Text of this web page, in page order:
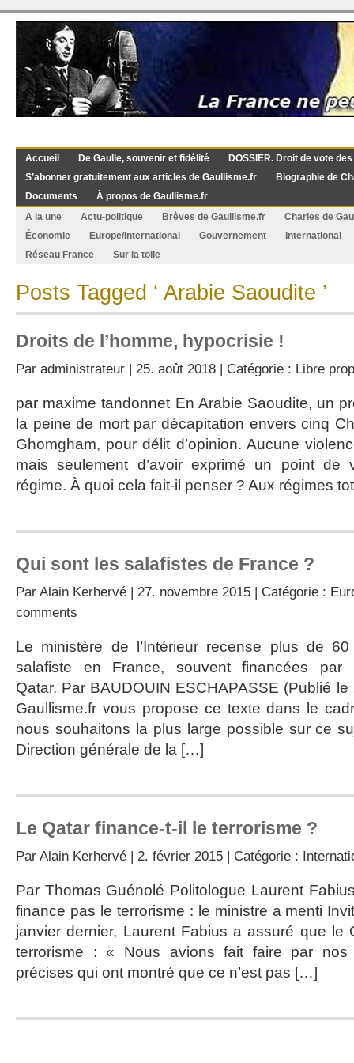
Accueil De Gaulle, souvenir et fidélité
DOSSIER. Droit de vote
S’abonner gratuitement aux articles de Gaullisme.fr
Biographie de
Documents
À propos de Gaullisme.fr
A la une
Actu-politique Brèves de Gaullisme.fr
Charles de
Économie
Europe/International Gouvernement
International
Réseau France
Sur la toile
Posts Tagged ‘ Arabie Saoudite ’
Droits de l’homme, hypocrisie !
Par administrateur | 25. août 2018 | Catégorie : Libre
par maxime tandonnet En Arabie Saoudite, un
la peine de mort par décapitation envers cinq
Ghomgham, pour délit d’opinion. Aucune
mais seulement d’avoir exprimé un point de
régime. À quoi cela fait-il penser ? Aux régimes
Qui sont les salafistes de France ?
Par Alain Kerhervé | 27. novembre 2015 | Catégorie :
comments
Le ministère de l’Intérieur recense plus de 60
salafiste en France, souvent financées par
Qatar. Par BAUDOUIN ESCHAPASSE (Publié
Gaullisme.fr vous propose ce texte dans le
nous souhaitons la plus large possible sur ce
Direction générale de la […]
Le Qatar finance-t-il le terrorisme ?
Par Alain Kerhervé | 2. février 2015 | Catégorie :
Par Thomas Guénolé Politologue Laurent
finance pas le terrorisme : le ministre a menti
janvier dernier, Laurent Fabius a assuré que le
terrorisme : « Nous avions fait faire par nos
précises qui ont montré que ce n’est pas […]